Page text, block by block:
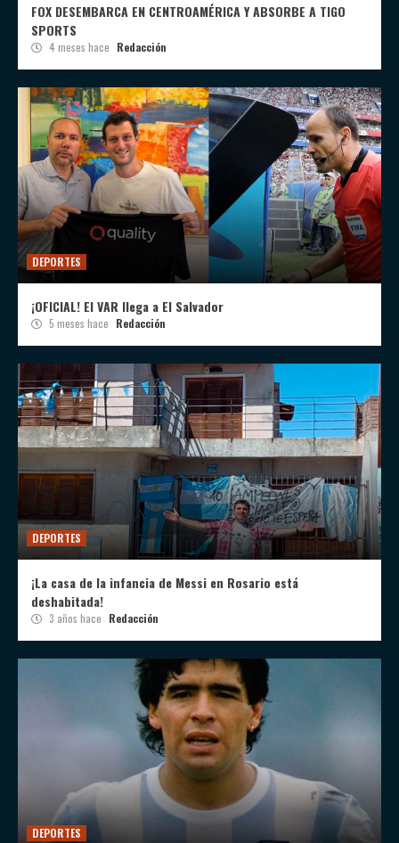
FOX DESEMBARCA EN CENTROAMÉRICA Y ABSORBE A TIGO
SPORTS
4 meses hace Redacción
DEPORTES
¡OFICIAL! El VAR llega a El Salvador
5 meses hace Redacción
DEPORTES
¡La casa de la infancia de Messi en Rosario está
deshabitada!
3 años hace Redacción
DEPORTES